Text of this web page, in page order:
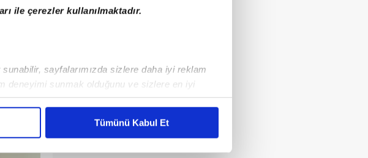
ile çerezler kullanılmaktadır.
sayfalarımızda sizlere daha iyi reklam
deneyimi sunmak olduğunu ve sizlere en iyi
reklamların maliyetlerimizi karşılamak
Tümünü Kabul Et